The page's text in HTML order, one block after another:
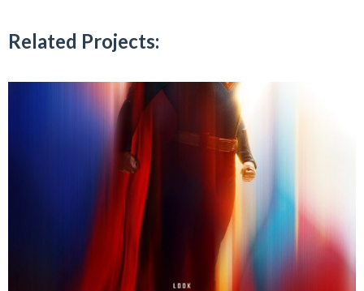
Related Projects: